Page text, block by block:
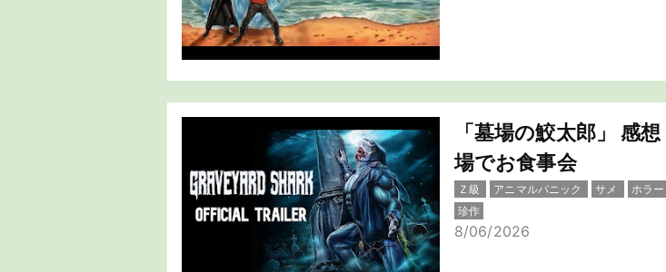
「墓場の鮫太郎」 感
場でお食事会
Ｚ級 アニマルパニック サメ ホラー
珍作
8/06/2026